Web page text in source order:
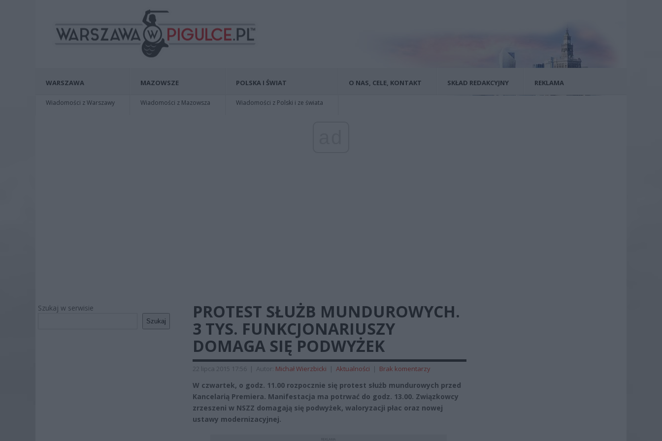
WARSZAWA
Wiadomości z Warszawy
MAZOWSZE
Wiadomości z Mazowsza
POLSKA I ŚWIAT
Wiadomości z Polski i ze świata
O NAS, CELE, KONTAKT SKŁAD REDAKCYJNY REKLAMA
Szukaj w serwisie
Szukaj
PROTEST SŁUŻB MUNDUROWYCH.
3 TYS. FUNKCJONARIUSZY
DOMAGA SIĘ PODWYŻEK
22 lipca 2015 17:56 | Autor: Michał Wierzbicki | Aktualności | Brak komentarzy
W czwartek, o godz. 11.00 rozpocznie się protest służb mundurowych przed
Kancelarią Premiera. Manifestacja ma potrwać do godz. 13.00. Związkowcy
zrzeszeni w NSZZ domagają się podwyżek, waloryzacji płac oraz nowej
ustawy modernizacyjnej.